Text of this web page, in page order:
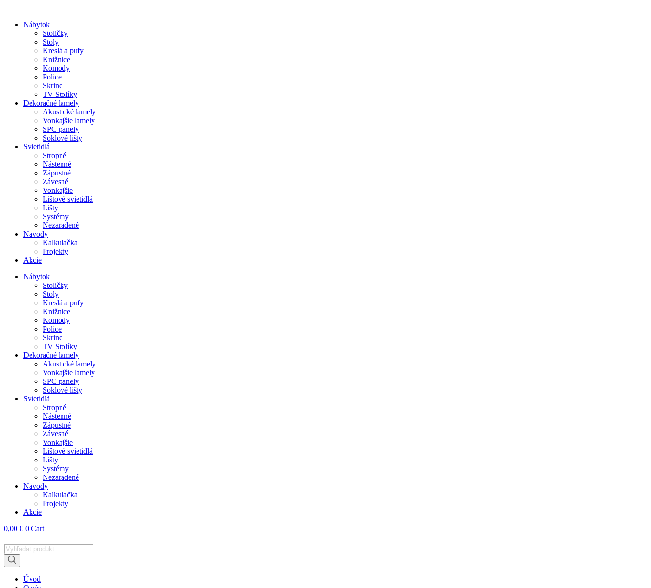
obsah
Nábytok
Stoličky
Stoly
Kreslá a pufy
Knižnice
Komody
Police
Skrine
TV Stolíky
Dekoračné lamely
Akustické lamely
Vonkajšie lamely
SPC panely
Soklové lišty
Svietidlá
Stropné
Nástenné
Zápustné
Závesné
Vonkajšie
Lištové svietidlá
Lišty
Systémy
Nezaradené
Návody
Kalkulačka
Projekty
Akcie
Nábytok
Stoličky
Stoly
Kreslá a pufy
Knižnice
Komody
Police
Skrine
TV Stolíky
Dekoračné lamely
Akustické lamely
Vonkajšie lamely
SPC panely
Soklové lišty
Svietidlá
Stropné
Nástenné
Zápustné
Závesné
Vonkajšie
Lištové svietidlá
Lišty
Systémy
Nezaradené
Návody
Kalkulačka
Projekty
Akcie
0,00 € 0 Cart
Products
search
Úvod